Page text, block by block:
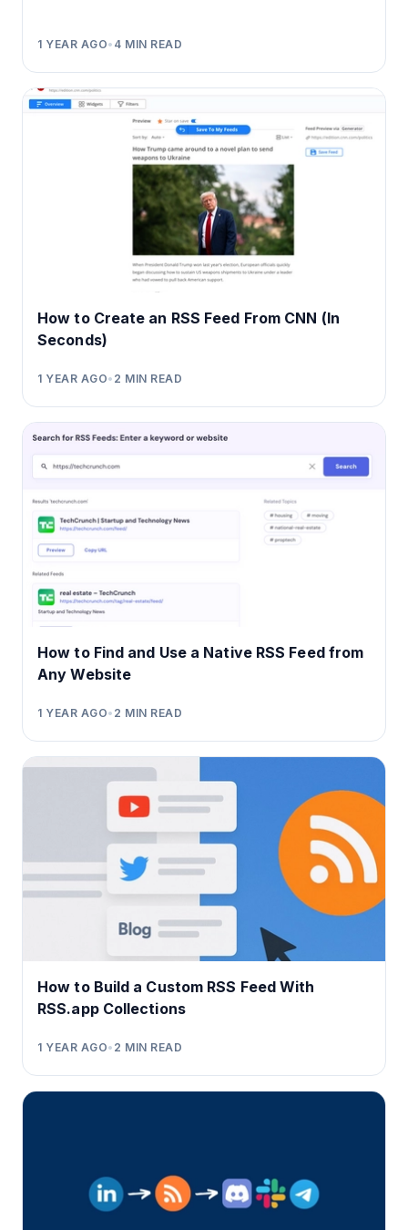
1 YEAR AGO• 4 MIN READ
How to Create an RSS Feed From CNN (In
Seconds)
1 YEAR AGO• 2 MIN READ
How to Find and Use a Native RSS Feed from
Any Website
1 YEAR AGO• 2 MIN READ
How to Build a Custom RSS Feed With
RSS.app Collections
1 YEAR AGO• 2 MIN READ